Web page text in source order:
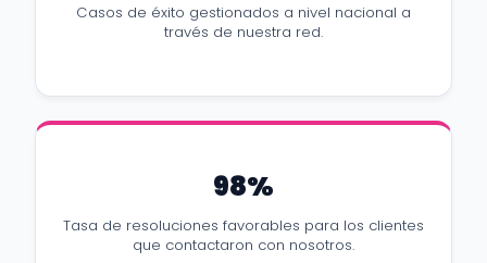
Casos de éxito gestionados a nivel nacional a
través de nuestra red.
98%
Tasa de resoluciones favorables para los clientes
que contactaron con nosotros.